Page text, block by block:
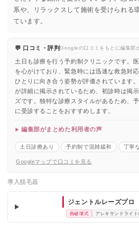
系や、リラックスして施術を受けられる
ています。
💬 口コミ・評判Googleの口コミをもとに編集部
土日も診療を行う予約制クリニックです。
を心がけており、緊急時には迅速な救急対
ひとりに向き合う姿勢が評価されています
が詳細に掲示されているため、初診時は掲
ズです。独特な診療スタイルがあるため、
に受診することをおすすめします。
編集部がまとめた利用者の声
土日診療あり 予約制で混雑緩和 丁寧
Googleマップで口コミを見る
導入脱毛器
ジェントルレーズプロ
熱破壊式 アレキサンドライ